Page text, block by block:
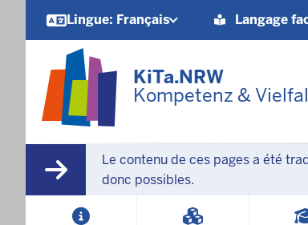
Lingue: Français
Barrierearme
Sprachen
Langage
KiTa.NRW
Kompetenz &
Le contenu de ces pages a été
donc possibles.
HAUPTMENÜ